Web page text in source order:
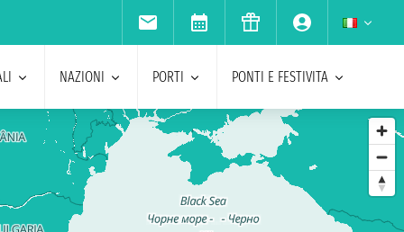
NAZIONI PORTI PONTI E FESTIVITA